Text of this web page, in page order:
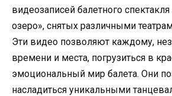
видеозаписей балетного
озеро», снятых различными
Эти видео позволяют каждому,
времени и места, погрузиться в
эмоциональный мир балета. Они
насладиться уникальными